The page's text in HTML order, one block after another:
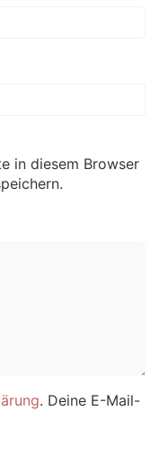
in diesem Browser
. Deine E-Mail-